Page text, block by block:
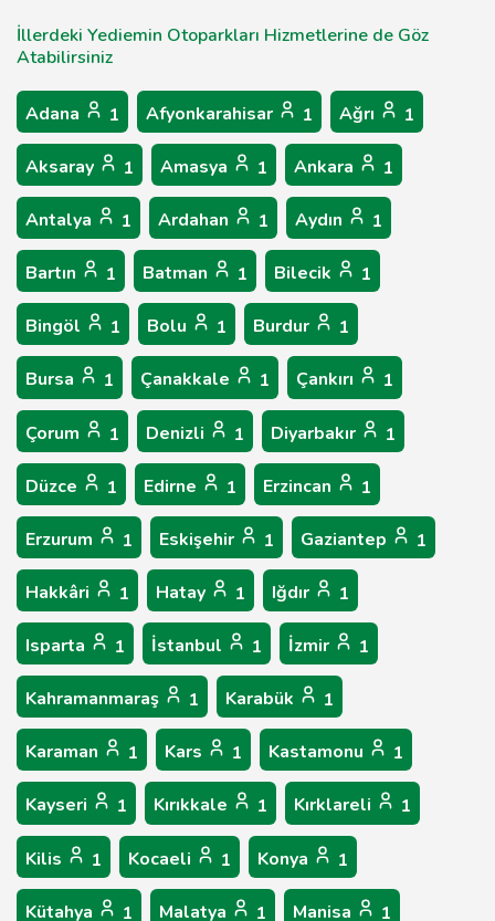
İllerdeki Yediemin Otoparkları Hizmetlerine de Göz
Atabilirsiniz
Adana 1 Afyonkarahisar 1 Ağrı 1
Aksaray 1 Amasya 1 Ankara 1
Antalya 1 Ardahan 1 Aydın 1
Bartın 1 Batman 1 Bilecik 1
Bingöl 1 Bolu 1 Burdur 1
Bursa 1 Çanakkale 1 Çankırı 1
Çorum 1 Denizli 1 Diyarbakır 1
Düzce 1 Edirne 1 Erzincan 1
Erzurum 1 Eskişehir 1 Gaziantep 1
Hakkâri 1 Hatay 1 Iğdır 1
Isparta 1 İstanbul 1 İzmir 1
Kahramanmaraş 1 Karabük 1
Karaman 1 Kars 1 Kastamonu 1
Kayseri 1 Kırıkkale 1 Kırklareli 1
Kilis 1 Kocaeli 1 Konya 1
Kütahya 1 Malatya 1 Manisa 1